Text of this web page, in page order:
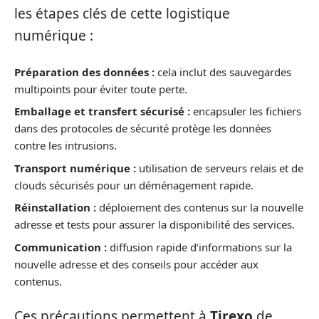
les étapes clés de cette logistique
numérique :
Préparation des données : cela inclut des sauvegardes
multipoints pour éviter toute perte.
Emballage et transfert sécurisé : encapsuler les fichiers
dans des protocoles de sécurité protège les données
contre les intrusions.
Transport numérique : utilisation de serveurs relais et de
clouds sécurisés pour un déménagement rapide.
Réinstallation : déploiement des contenus sur la nouvelle
adresse et tests pour assurer la disponibilité des services.
Communication : diffusion rapide d’informations sur la
nouvelle adresse et des conseils pour accéder aux
contenus.